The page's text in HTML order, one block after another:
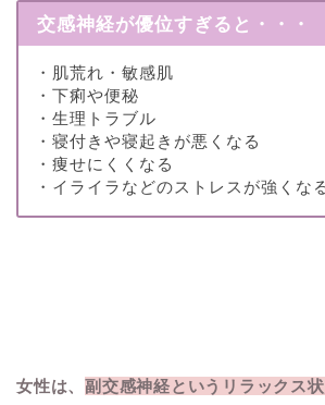
交感神経が優位すぎると・・・
・肌荒れ・敏感肌
・下痢や便秘
・生理トラブル
・寝付きや寝起きが悪くなる
・痩せにくくなる
・イライラなどのストレスが強くな
女性は、副交感神経というリラックス